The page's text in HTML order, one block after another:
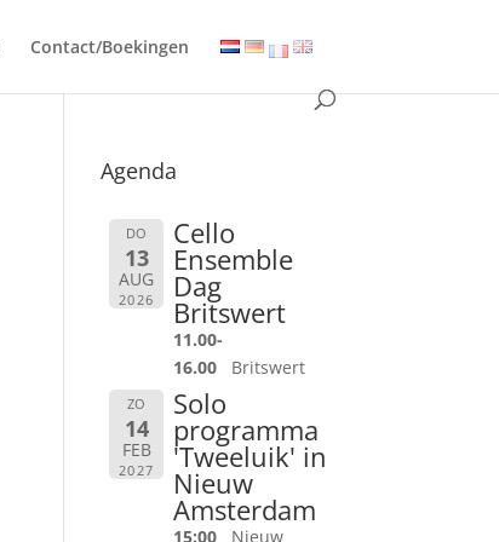
Contact/Boekingen
Agenda
DO
13
AUG
2026
Cello
Ensemble
Dag
Britswert
11.00-
16.00
Britswert
ZO
14
FEB
2027
Solo
programma
'Tweeluik' in
Nieuw
Amsterdam
15:00
Nieuw